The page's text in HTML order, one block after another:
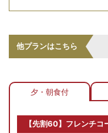
お部屋はゆったりとし
のように美しい軽井沢
の調和が感じられるク
充実のサービ
【エグゼクティブツ
10/6(火)
10/
他プランはこちら
夕・朝食付
【先割60】フレンチコ